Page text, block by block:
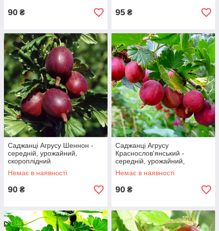
90 ₴ 95 ₴
Саджанці Агрусу Шеннон -
середній, урожайний,
скороплідний
Немає в наявності
90 ₴
Саджанці Агрусу
Краснослов'янський -
середній, урожайний,
зимостійкий
Немає в наявності
90 ₴